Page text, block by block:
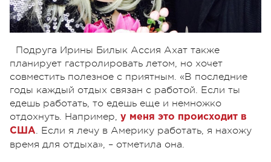
Подруга Ирины Билык Ассия Ахат также
планирует гастролировать летом, но хочет
совместить полезное с приятным. «В последние
годы каждый отдых связан с работой. Если ты
едешь работать, то едешь еще и немножко
отдохнуть. Например, у меня это происходит в
США. Если я лечу в Америку работать, я нахожу
время для отдыха», – отметила она.